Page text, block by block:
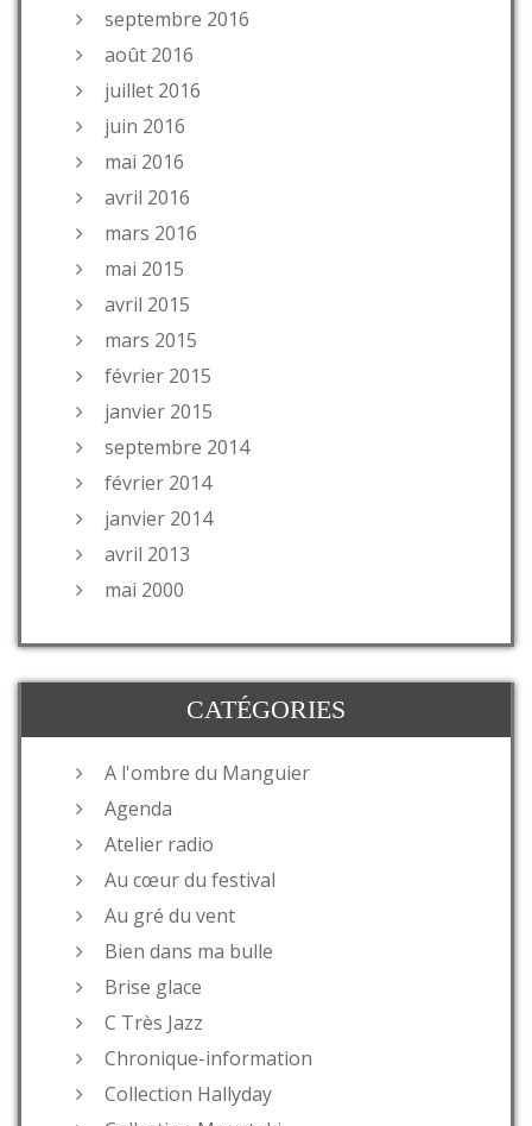
septembre 2016
août 2016
juillet 2016
juin 2016
mai 2016
avril 2016
mars 2016
mai 2015
avril 2015
mars 2015
février 2015
janvier 2015
septembre 2014
février 2014
janvier 2014
avril 2013
mai 2000
CATÉGORIES
A l'ombre du Manguier
Agenda
Atelier radio
Au cœur du festival
Au gré du vent
Bien dans ma bulle
Brise glace
C Très Jazz
Chronique-information
Collection Hallyday